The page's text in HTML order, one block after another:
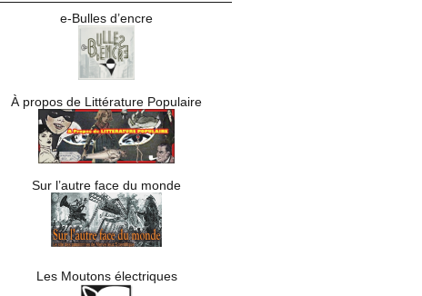
e-Bulles d’encre
À propos de Littérature Populaire
Sur l’autre face du monde
Les Moutons électriques